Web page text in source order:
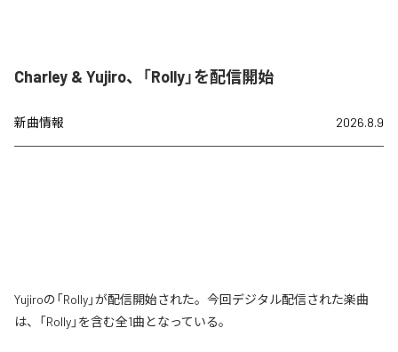
Charley & Yujiro、「Rolly」を配信開始
新曲情報 2026.8.9
Yujiroの「Rolly」が配信開始された。今回デジタル配信された楽曲
は、「Rolly」を含む全1曲となっている。